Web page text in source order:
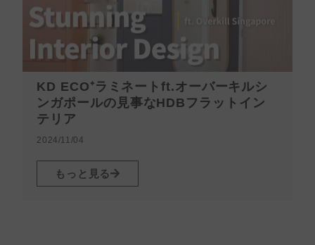
KD ECO⁺ラミネートft.オーバーキルシ
ンガポールの見事なHDBフラットイン
テリア
2024/11/04
もっと見る